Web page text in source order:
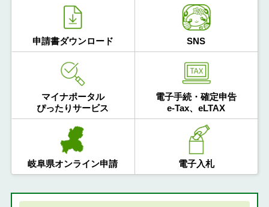
申請書ダウンロード SNS
マイナポータル
ぴったりサービス
電子手続・確定申告
e-Tax、eLTAX
岐阜県オンライン申請 電子入札